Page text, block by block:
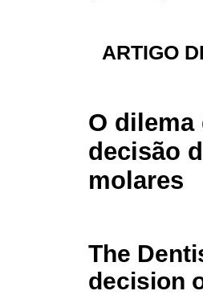
ARTIGO
O
decisão
molares
The
decision